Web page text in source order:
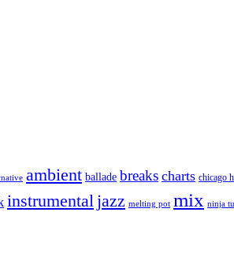
ambient ballade breaks charts chicago
instrumental jazz melting pot mix ninja